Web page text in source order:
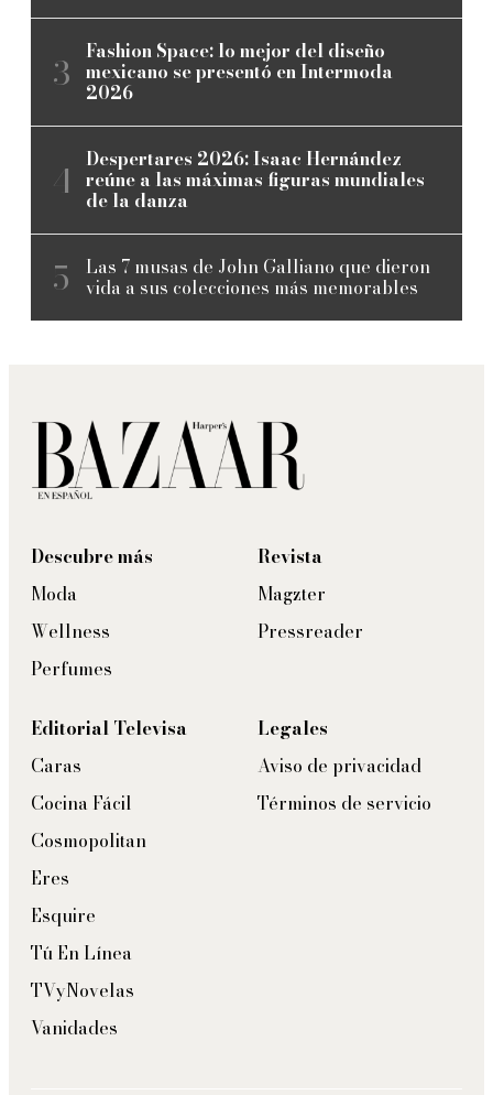
Fashion Space: lo mejor del diseño
mexicano se presentó en Intermoda
2026
Despertares 2026: Isaac Hernández
reúne a las máximas figuras mundiales
de la danza
Las 7 musas de John Galliano que dieron
vida a sus colecciones más memorables
Descubre más
Moda
Wellness
Perfumes
Revista
Magzter
Pressreader
Editorial Televisa
Caras
Cocina Fácil
Cosmopolitan
Eres
Esquire
Tú En Línea
TVyNovelas
Vanidades
Legales
Aviso de privacidad
Términos de servicio